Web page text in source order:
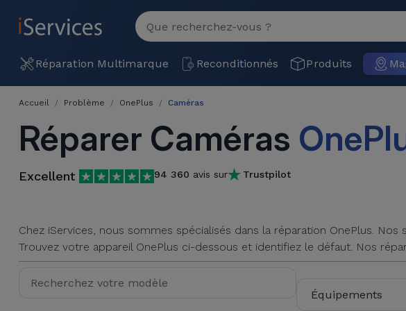
Réparation Multimarque Reconditionnés Produits
MENU
Réparation
Différentes
Causes de
Pannes
iPhone
Macbook
iPhone
Reconditionnés
Reconditionnés
iPads
Reconditionnés
Produits
Nouveautés
Promotions
Voir
Accueil Problème OnePlus Caméras
Réparer Caméras
Excellent 94 360 avis sur Trustpilot
Chez iServices, nous sommes spécialisés dans la réparation OnePlus.
Trouvez votre appareil OnePlus ci-dessous et identifiez le défaut. Nos